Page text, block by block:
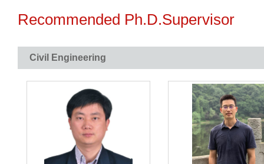
Recommended Ph.D.Supervisor
Civil Engineering